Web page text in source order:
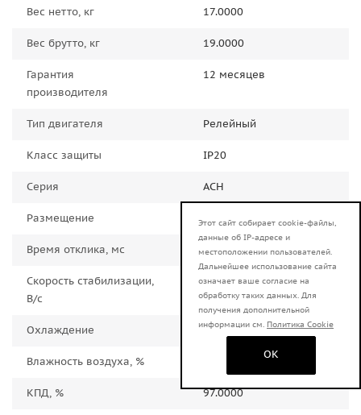
Вес нетто, кг 17.0000
Вес брутто, кг 19.0000
Гарантия
производителя
12 месяцев
Тип двигателя Релейный
Класс защиты IP20
Серия АСН
Размещение Напольное
Время отклика, мс 35.0000
Скорость стабилизации,
В/с
35.0000
Охлаждение Естественное
Влажность воздуха, %
КПД, % 97.0000
Этот сайт собирает cookie-файлы,
данные об IP-адресе и
местоположении пользователей.
Дальнейшее использование сайта
означает ваше согласие на
обработку таких данных. Для
получения дополнительной
информации см. Политика Cookie
OK